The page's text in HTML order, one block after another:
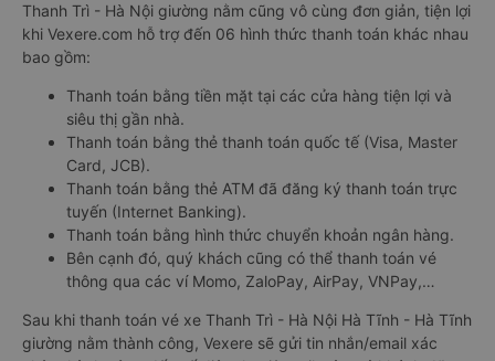
Thanh Trì - Hà Nội giường nằm cũng vô cùng đơn giản, tiện lợi
khi Vexere.com hỗ trợ đến 06 hình thức thanh toán khác nhau
bao gồm:
Thanh toán bằng tiền mặt tại các cửa hàng tiện lợi và
siêu thị gần nhà.
Thanh toán bằng thẻ thanh toán quốc tế (Visa, Master
Card, JCB).
Thanh toán bằng thẻ ATM đã đăng ký thanh toán trực
tuyến (Internet Banking).
Thanh toán bằng hình thức chuyển khoản ngân hàng.
Bên cạnh đó, quý khách cũng có thể thanh toán vé
thông qua các ví Momo, ZaloPay, AirPay, VNPay,…
Sau khi thanh toán vé xe Thanh Trì - Hà Nội Hà Tĩnh - Hà Tĩnh
giường nằm thành công, Vexere sẽ gửi tin nhắn/email xác